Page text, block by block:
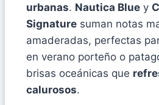
urbanas. Nautica Blue y
Signature suman notas
amaderadas, perfectas
en verano porteño o
brisas oceánicas que
calurosos.